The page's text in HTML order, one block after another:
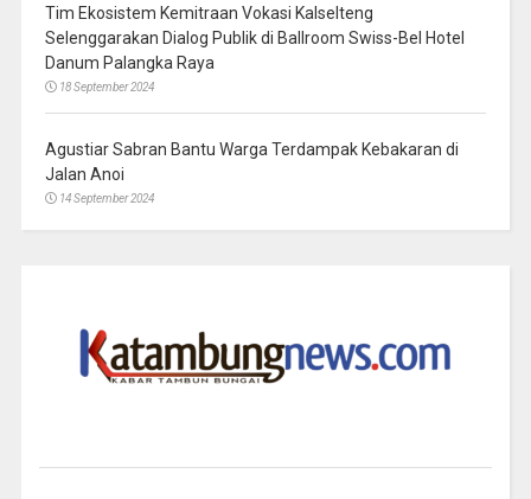
Tim Ekosistem Kemitraan Vokasi Kalselteng
Selenggarakan Dialog Publik di Ballroom Swiss-Bel Hotel
Danum Palangka Raya
18 September 2024
Agustiar Sabran Bantu Warga Terdampak Kebakaran di
Jalan Anoi
14 September 2024